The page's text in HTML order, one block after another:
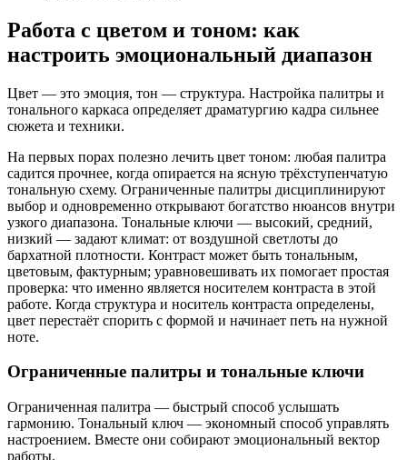
Работа с цветом и тоном: как
настроить эмоциональный диапазон
Цвет — это эмоция, тон — структура. Настройка палитры и
тонального каркаса определяет драматургию кадра сильнее
сюжета и техники.
На первых порах полезно лечить цвет тоном: любая палитра
садится прочнее, когда опирается на ясную трёхступенчатую
тональную схему. Ограниченные палитры дисциплинируют
выбор и одновременно открывают богатство нюансов внутри
узкого диапазона. Тональные ключи — высокий, средний,
низкий — задают климат: от воздушной светлоты до
бархатной плотности. Контраст может быть тональным,
цветовым, фактурным; уравновешивать их помогает простая
проверка: что именно является носителем контраста в этой
работе. Когда структура и носитель контраста определены,
цвет перестаёт спорить с формой и начинает петь на нужной
ноте.
Ограниченные палитры и тональные ключи
Ограниченная палитра — быстрый способ услышать
гармонию. Тональный ключ — экономный способ управлять
настроением. Вместе они собирают эмоциональный вектор
работы.